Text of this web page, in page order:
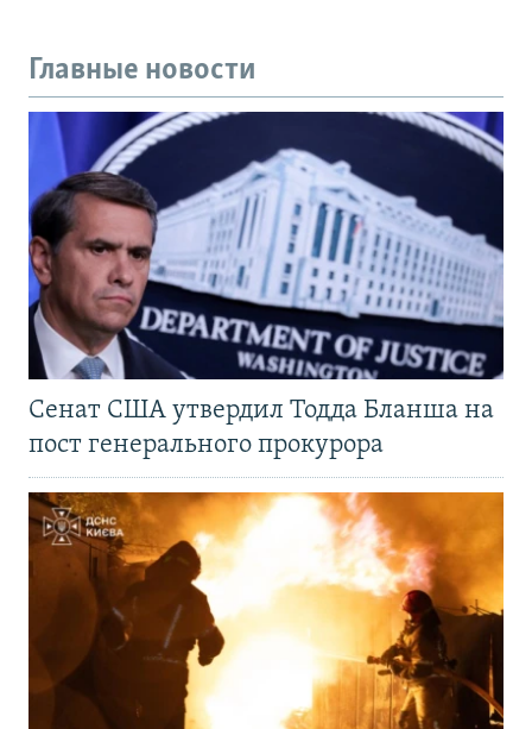
Главные новости
Сенат США утвердил Тодда Бланша на
пост генерального прокурора